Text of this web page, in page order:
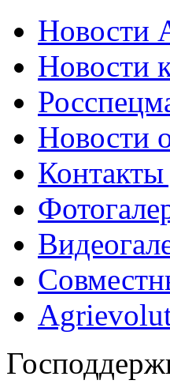
Новости
Новости
Новости